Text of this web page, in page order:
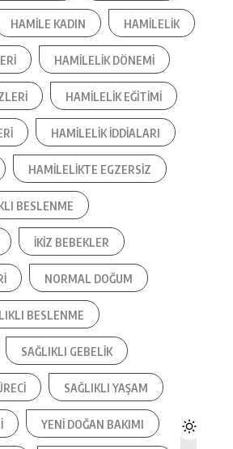
HAMILE KADIN HAMILELIK
HAMILELIK DÖNEMI
HAMILELIK EĞITIMI
HAMILELIK IDDIALARI
HAMILELIKTE EGZERSIZ
BESLENME
IKIZ BEBEKLER
NORMAL DOĞUM
BESLENME
SAĞLIKLI GEBELIK
SAĞLIKLI YAŞAM
YENI DOĞAN BAKIMI